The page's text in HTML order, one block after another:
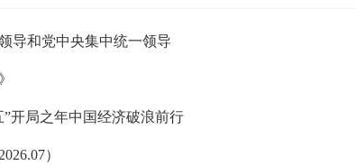
导和党中央集中统一领导
开局之年中国经济破浪前行
）